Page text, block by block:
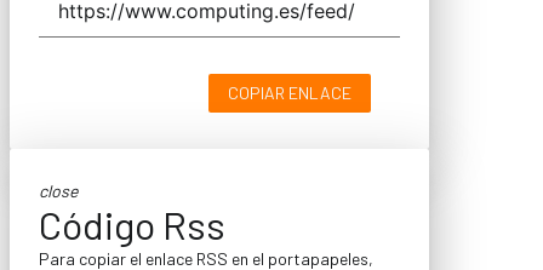
COPIAR ENLACE
close
Código Rss
Para copiar el enlace RSS en el portapapeles,